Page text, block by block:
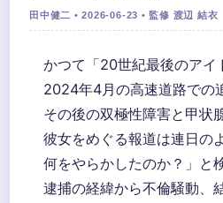
田中健二 • 2026-06-23 • 監修 渡辺 結衣
かつて「20世紀最後のアイ
2024年4月の高速道路での
その後の双極性障害と甲
彼女をめぐる報道は連日の
何をやらかしたのか？」と
逮捕の経緯から不倫騒動、